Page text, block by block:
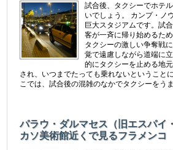
試合後、タクシーでホテ
いでしょう。 カンプ・ノ
巨大スタジアムです。試
客が一斉に帰り始めるた
タクシーの激しい争奪戦
覚で遠慮しながら道端に
的にタクシーを止める地
され、いつまでたっても乗れないということ
こでは、試合後の混雑のなかでタクシーをうま
パラウ・ダルマセス（旧エスパイ
カソ美術館近くで見るフラメンコ